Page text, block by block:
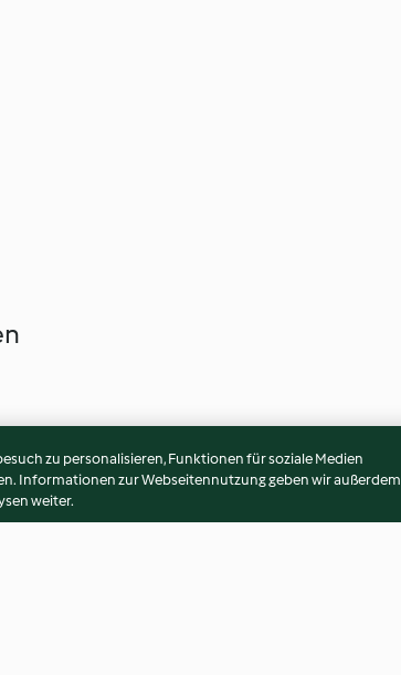
zu personalisieren, Funktionen für soziale Medien
Informationen zur Webseitennutzung geben wir außerdem
weiter.